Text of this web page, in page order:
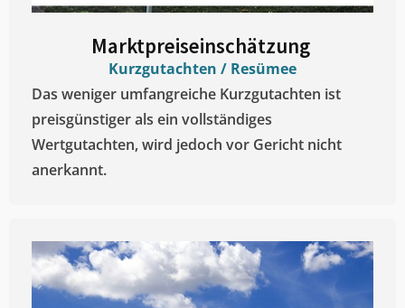
Marktpreiseinschätzung ​
Kurzgutachten / Resümee
Das weniger umfangreiche Kurzgutachten ist
preisgünstiger als ein vollständiges
Wertgutachten, wird jedoch vor Gericht nicht
anerkannt.